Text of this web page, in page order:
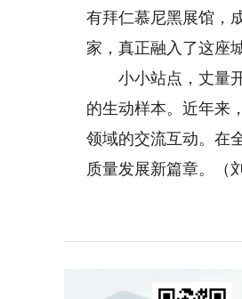
有拜仁慕尼黑展馆，
家，真正融入了这座
小小站点，丈量开
的生动样本。近年来
领域的交流互动。在
质量发展新篇章。（